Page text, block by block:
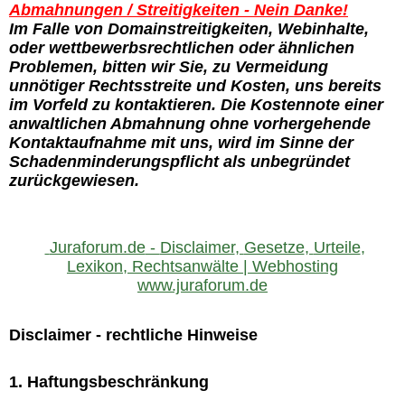
Abmahnungen / Streitigkeiten - Nein Danke!
Im Falle von Domainstreitigkeiten, Webinhalte,
oder wettbewerbsrechtlichen oder ähnlichen
Problemen, bitten wir Sie, zu Vermeidung
unnötiger Rechtsstreite und Kosten, uns bereits
im Vorfeld zu kontaktieren. Die Kostennote einer
anwaltlichen Abmahnung ohne vorhergehende
Kontaktaufnahme mit uns, wird im Sinne der
Schadenminderungspflicht als unbegründet
zurückgewiesen.
Juraforum.de- Disclaimer, Gesetze, Urteile,
Lexikon, Rechtsanwälte
Webhosting
www.juraforum.de
Disclaimer - rechtliche Hinweise
1. Haftungsbeschränkung